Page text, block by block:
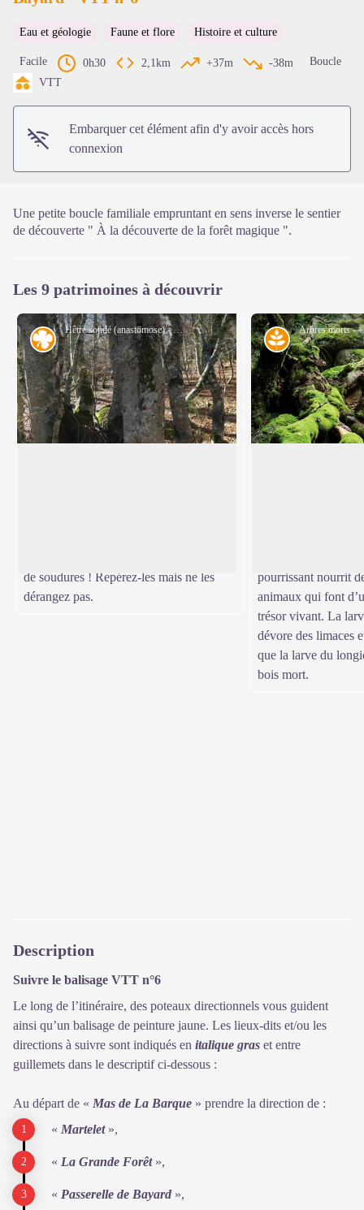
Voir l'image en plein écran
Eau et géologie Faune et flore Histoire et culture
Facile 0h30 2,1km +37m -38m
Boucle
VTT
Embarquer cet élément afin d'y avoir accès hors
connexion
Une petite boucle familiale empruntant en sens inverse le sentier
de découverte " À la découverte de la forêt magique ".
Les 9 patrimoines à découvrir
Hêtre soudé (anastomose) - © E. Balaye
Flore
de soudures ! Repérez-les mais ne les
dérangez pas.
Milieu naturel
pourrissant nourrit
animaux qui font
trésor vivant. La
dévore des limaces
que la larve du
bois mort.
Description
Suivre le balisage VTT n°6
Le long de l’itinéraire, des poteaux directionnels vous guident
ainsi qu’un balisage de peinture jaune. Les lieux-dits et/ou les
directions à suivre sont indiqués en italique gras et entre
guillemets dans le descriptif ci-dessous :
Au départ de « Mas de La Barque » prendre la direction de :
« Martelet »,
« La Grande Forêt»,
« Passerelle de Bayard »,